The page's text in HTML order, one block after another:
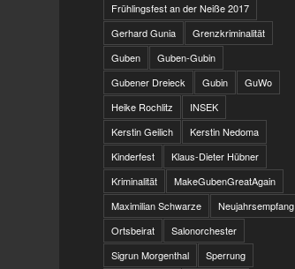
Frühlingsfest an der Neiße 2017
Gerhard Gunia
Grenzkriminalität
Guben
Guben-Gubin
Gubener Dreieck
Gubin
GuWo
Heike Rochlitz
INSEK
Kerstin Geilich
Kerstin Nedoma
Kinderfest
Klaus-Dieter Hübner
Kriminalität
MakeGubenGreatAgain
Maximilian Schwarze
Neujahrsempfang
Ortsbeirat
Salonorchester
Sigrun Morgenthal
Sperrung